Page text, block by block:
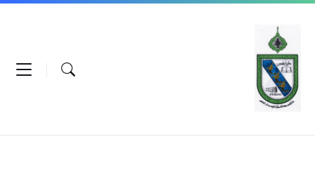
Skip
content
Skip
navigation
Skip